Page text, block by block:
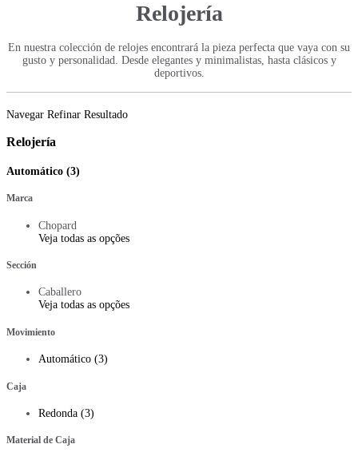
Relojería
En nuestra colección de relojes encontrará la pieza perfecta que vaya con su
gusto y personalidad. Desde elegantes y minimalistas, hasta clásicos y
deportivos.
Navegar Refinar Resultado
Relojería
Automático (3)
Marca
Chopard
Veja todas as opções
Sección
Caballero
Veja todas as opções
Movimiento
Automático (3)
Caja
Redonda (3)
Material de Caja